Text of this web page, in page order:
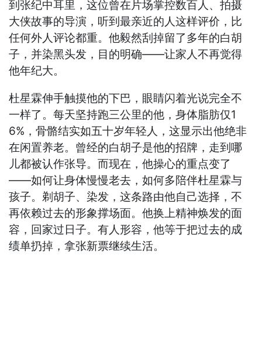
到张纪中耳里，这位曾在片场掌控数百人、拍摄
大侠故事的导演，听到最亲近的人这样评价，比
任何外人评论都重。他毅然刮掉留了多年的白胡
子，并染黑头发，目的明确——让家人不再觉得
他年纪大。
杜星霖伸手触摸他的下巴，眼睛闪着光说完全不
一样了。每天坚持跑三公里的他，身体脂肪仅1
6%，骨骼结实如五十岁年轻人，这显示出他绝非
在闲置养老。曾经的白胡子是他的招牌，走到哪
儿都被认作张导。而现在，他操心的重点变了
——如何让身体慢慢老去，如何多陪伴杜星霖与
孩子。剃胡子、染发，这条路由他自己选择，不
再依赖过去的形象撑场面。他换上精神焕发的面
容，回家过日子。有人形容，他等于把过去的成
绩单扔掉，拿张新票继续生活。